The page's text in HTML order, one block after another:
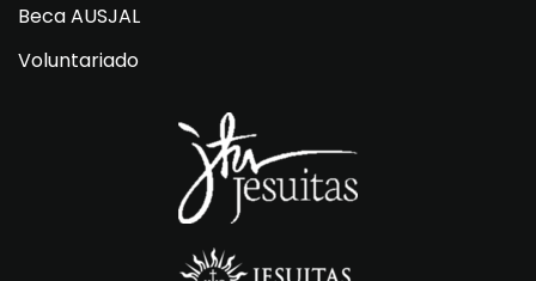
Beca AUSJAL
Voluntariado